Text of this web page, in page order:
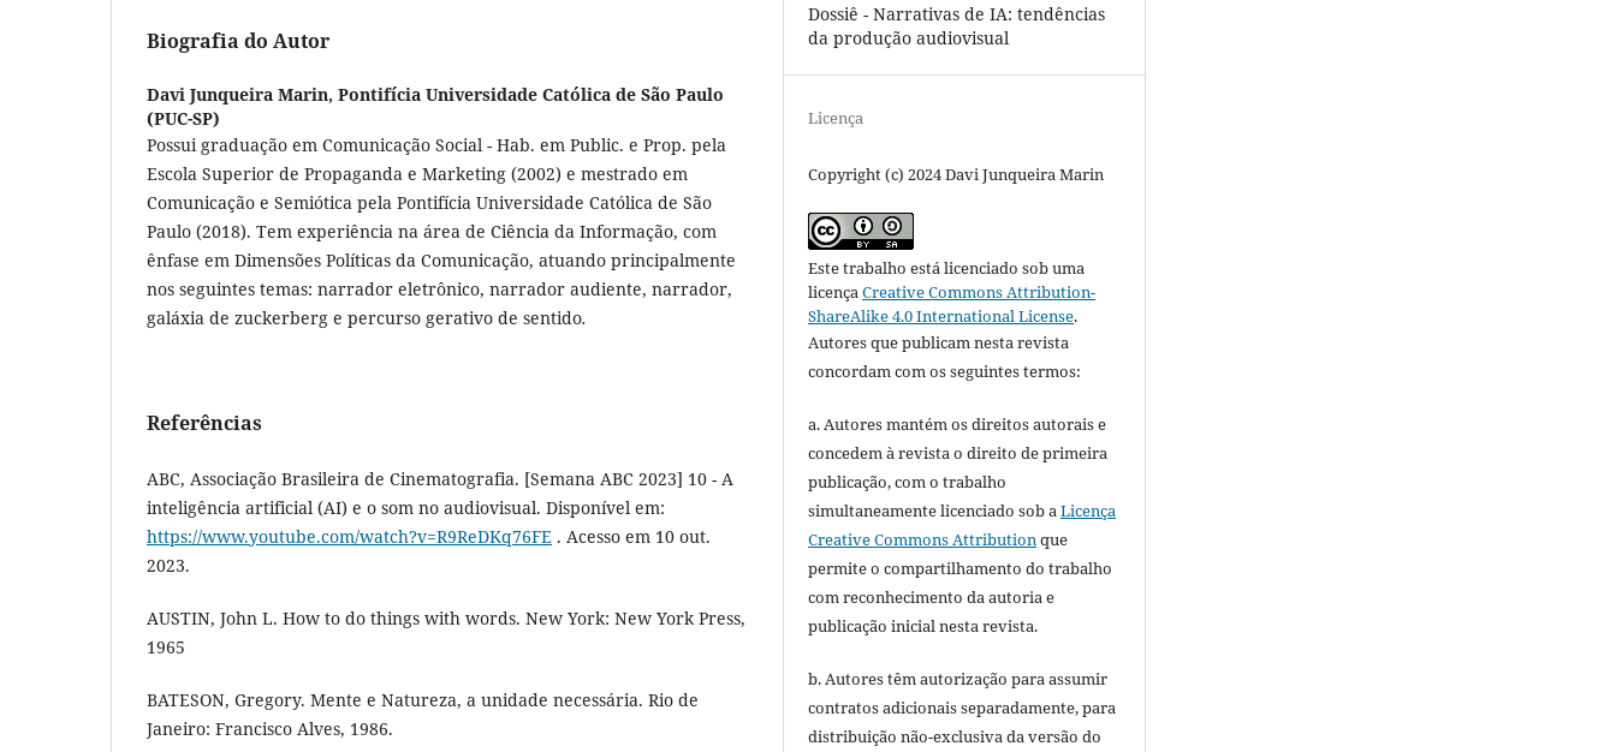
Biografia do Autor
Davi Junqueira Marin, Pontifícia Universidade Católica de São Paulo
(PUC-SP)
Possui graduação em Comunicação Social - Hab. em Public. e Prop. pela
Escola Superior de Propaganda e Marketing (2002) e mestrado em
Comunicação e Semiótica pela Pontifícia Universidade Católica de São
Paulo (2018). Tem experiência na área de Ciência da Informação, com
ênfase em Dimensões Políticas da Comunicação, atuando principalmente
nos seguintes temas: narrador eletrônico, narrador audiente, narrador,
galáxia de zuckerberg e percurso gerativo de sentido.
Referências
ABC, Associação Brasileira de Cinematografia. [Semana ABC 2023] 10 - A
inteligência artificial (AI) e o som no audiovisual. Disponível em:
https://www.youtube.com/watch?v=R9ReDKq76FE . Acesso em 10 out.
2023.
AUSTIN, John L. How to do things with words. New York: New York Press,
1965
BATESON, Gregory. Mente e Natureza, a unidade necessária. Rio de
Janeiro: Francisco Alves, 1986.
Dossiê - Narrativas de IA: tendências
da produção audiovisual
Licença
Copyright (c) 2024 Davi Junqueira Marin
Este trabalho está licenciado sob uma
licençaCreative Commons Attribution-
ShareAlike 4.0 International License.
Autores que publicam nesta revista
concordam com os seguintes termos:
a. Autores mantém os direitos autorais e
concedem à revista o direito de primeira
publicação, com o trabalho
simultaneamente licenciado sob aLicença
Creative Commons Attributionque
permite o compartilhamento do trabalho
com reconhecimento da autoria e
publicação inicial nesta revista.
b. Autores têm autorização para assumir
contratos adicionais separadamente, para
distribuição não-exclusiva da versão do